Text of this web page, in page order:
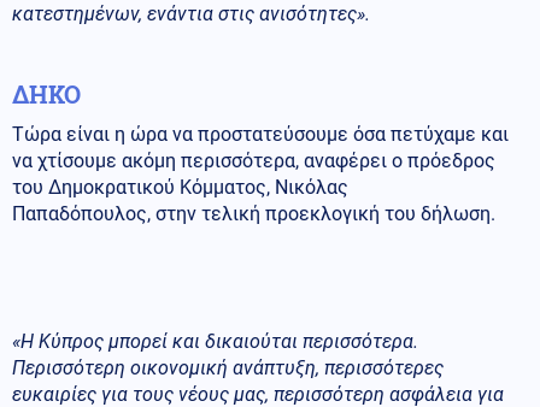
κατεστημένων, ενάντια στις ανισότητες».
ΔΗΚΟ
Τώρα είναι η ώρα να προστατεύσουμε όσα πετύχαμε και
να χτίσουμε ακόμη περισσότερα, αναφέρει ο πρόεδρος
του Δημοκρατικού Κόμματος, Νικόλας
Παπαδόπουλος, στην τελική προεκλογική του δήλωση.
«Η Κύπρος μπορεί και δικαιούται περισσότερα.
Περισσότερη οικονομική ανάπτυξη, περισσότερες
ευκαιρίες για τους νέους μας, περισσότερη ασφάλεια για